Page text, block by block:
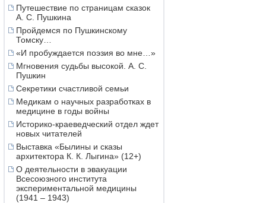
Путешествие по страницам сказок
А. С. Пушкина
Пройдемся по Пушкинскому
Томску…
«И пробуждается поэзия во мне…»
Мгновения судьбы высокой. А. С.
Пушкин
Секретики счастливой семьи
Медикам о научных разработках в
медицине в годы войны
Историко-краеведческий отдел ждет
новых читателей
Выставка «Былины и сказы
архитектора К. К. Лыгина» (12+)
О деятельности в эвакуации
Всесоюзного института
экспериментальной медицины
(1941 – 1943)